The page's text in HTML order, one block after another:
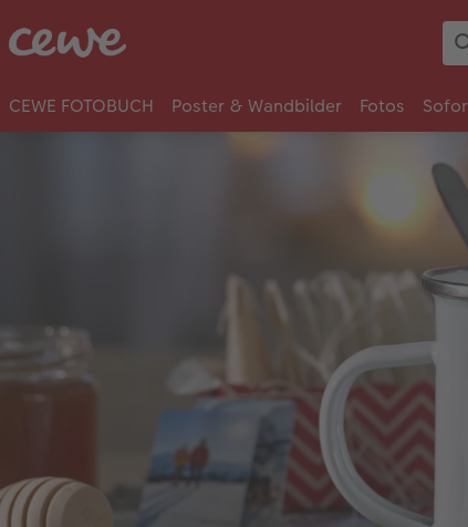
CEWE FOTOBUCH Poster & Wandbilder Fotos